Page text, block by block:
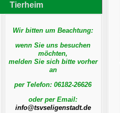
Tierheim
Wir bitten um Beachtung:
wenn Sie uns besuchen
möchten,
melden Sie sich bitte vorher
an
per Telefon:06182-26626
oder per Email: